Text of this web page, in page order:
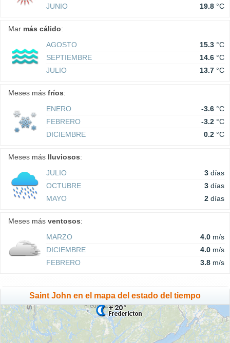
JUNIO 19.8 °C
Mar más cálido:
AGOSTO
15.3 °C
SEPTIEMBRE
14.6 °C
JULIO
13.7 °C
Meses más fríos:
ENERO
-3.6 °C
FEBRERO
-3.2 °C
DICIEMBRE
0.2 °C
Meses más lluviosos:
JULIO
3 días
OCTUBRE
3 días
MAYO
2 días
Meses más ventosos:
MARZO
4.0 m/s
DICIEMBRE
4.0 m/s
FEBRERO
3.8 m/s
Saint John en el mapa del estado del tiempo